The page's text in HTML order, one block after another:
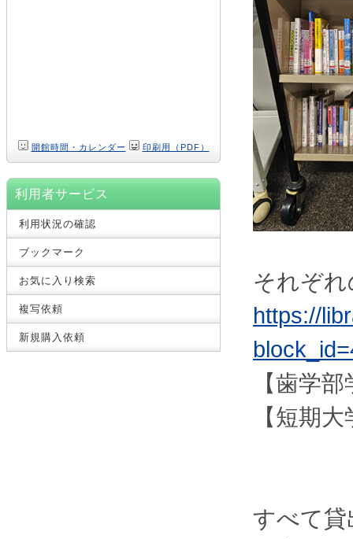
開館時間・カレンダー 印刷用（PDF）
利用者サービス
利用状況の確認
ブックマーク
お気に入り検索
複写依頼
新規購入依頼
それぞ
https://
【歯学
【短期
すべて貸